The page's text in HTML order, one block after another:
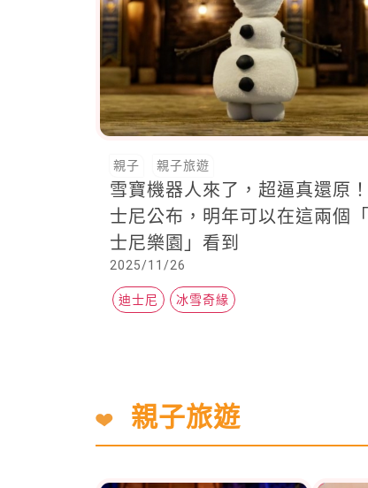
親子 親子旅遊
雪寶機器人來了，超逼真還原
士尼公布，明年可以在這兩個
士尼樂園」看到
2025/11/26
迪士尼 冰雪奇緣
親子旅遊